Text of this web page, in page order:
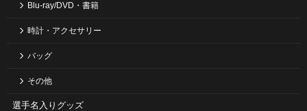
Blu-ray/DVD・書籍
時計・アクセサリー
バッグ
その他
選手名入りグッズ